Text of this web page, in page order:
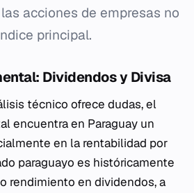
acciones de empresas no
principal.
Dividendos y Divisa
técnico ofrece dudas, el
encuentra en Paraguay un
en la rentabilidad por
paraguayo es históricamente
rendimiento en dividendos, a